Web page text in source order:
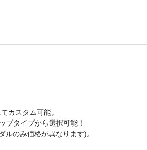
カスタム可能。
プタイプから選択可能！
のみ価格が異なります)。